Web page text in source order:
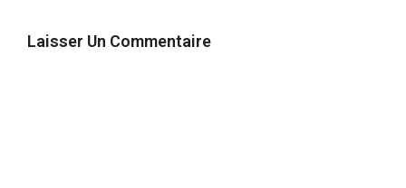
Laisser Un Commentaire